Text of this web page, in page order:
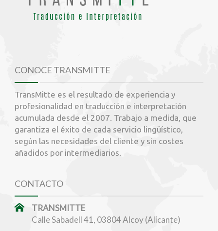
CONOCE TRANSMITTE
TransMitte es el resultado de experiencia y
profesionalidad en traducción e interpretación
acumulada desde el 2007. Trabajo a medida, que
garantiza el éxito de cada servicio lingüístico,
según las necesidades del cliente y sin costes
añadidos por intermediarios.
CONTACTO
TRANSMITTE
Calle Sabadell 41, 03804 Alcoy (Alicante)